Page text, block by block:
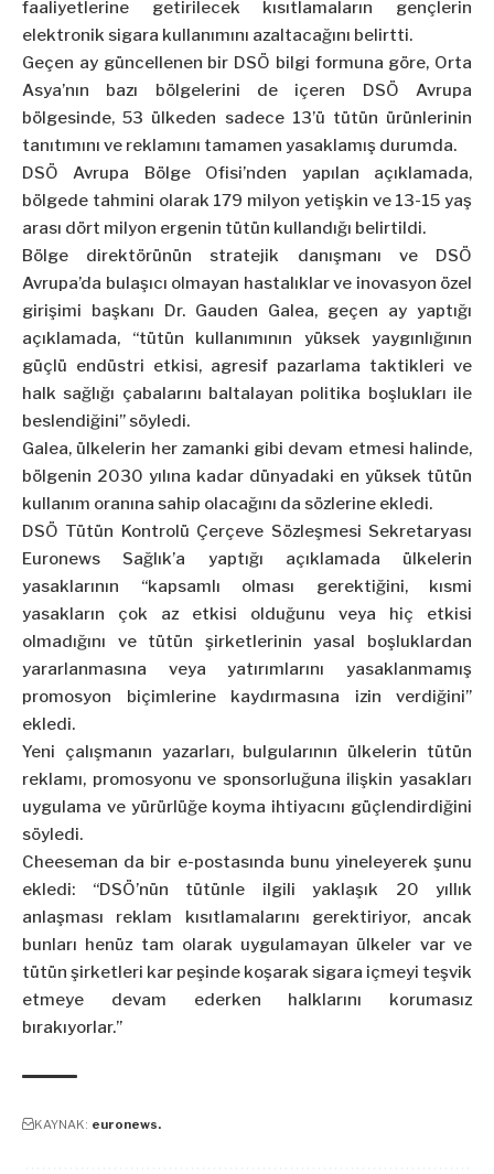
faaliyetlerine getirilecek kısıtlamaların gençlerin
elektronik sigara kullanımını azaltacağını belirtti.
Geçen ay güncellenen bir DSÖ bilgi formuna göre, Orta
Asya’nın bazı bölgelerini de içeren DSÖ Avrupa
bölgesinde, 53 ülkeden sadece 13’ü tütün ürünlerinin
tanıtımını ve reklamını tamamen yasaklamış durumda.
DSÖ Avrupa Bölge Ofisi’nden yapılan açıklamada,
bölgede tahmini olarak 179 milyon yetişkin ve 13-15 yaş
arası dört milyon ergenin tütün kullandığı belirtildi.
Bölge direktörünün stratejik danışmanı ve DSÖ
Avrupa’da bulaşıcı olmayan hastalıklar ve inovasyon özel
girişimi başkanı Dr. Gauden Galea, geçen ay yaptığı
açıklamada, “tütün kullanımının yüksek yaygınlığının
güçlü endüstri etkisi, agresif pazarlama taktikleri ve
halk sağlığı çabalarını baltalayan politika boşlukları ile
beslendiğini” söyledi.
Galea, ülkelerin her zamanki gibi devam etmesi halinde,
bölgenin 2030 yılına kadar dünyadaki en yüksek tütün
kullanım oranına sahip olacağını da sözlerine ekledi.
DSÖ Tütün Kontrolü Çerçeve Sözleşmesi Sekretaryası
Euronews Sağlık’a yaptığı açıklamada ülkelerin
yasaklarının “kapsamlı olması gerektiğini, kısmi
yasakların çok az etkisi olduğunu veya hiç etkisi
olmadığını ve tütün şirketlerinin yasal boşluklardan
yararlanmasına veya yatırımlarını yasaklanmamış
promosyon biçimlerine kaydırmasına izin verdiğini”
ekledi.
Yeni çalışmanın yazarları, bulgularının ülkelerin tütün
reklamı, promosyonu ve sponsorluğuna ilişkin yasakları
uygulama ve yürürlüğe koyma ihtiyacını güçlendirdiğini
söyledi.
Cheeseman da bir e-postasında bunu yineleyerek şunu
ekledi: “DSÖ’nün tütünle ilgili yaklaşık 20 yıllık
anlaşması reklam kısıtlamalarını gerektiriyor, ancak
bunları henüz tam olarak uygulamayan ülkeler var ve
tütün şirketleri kar peşinde koşarak sigara içmeyi teşvik
etmeye devam ederken halklarını korumasız
bırakıyorlar.”
KAYNAK: euronews.